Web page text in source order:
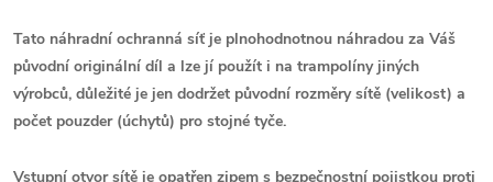
Tato náhradní ochranná síť je plnohodnotnou náhradou za Váš
původní originální díl a lze jí použít i na trampolíny jiných
výrobců, důležité je jen dodržet původní rozměry sítě (velikost) a
počet pouzder (úchytů) pro stojné tyče.
Vstupní otvor sítě je opatřen zipem s bezpečnostní pojistkou proti